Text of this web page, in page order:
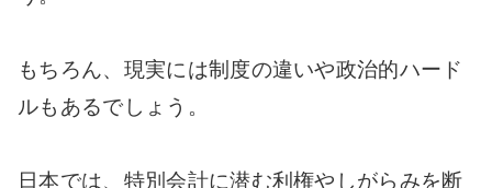
もちろん、現実には制度の違いや政治的ハード
ルもあるでしょう。
日本では、特別会計に潜む利権やしがらみを断